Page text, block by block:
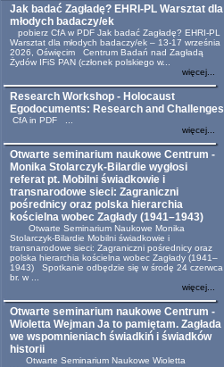
Jak badać Zagładę? EHRI-PL Warsztat dla
młodych badaczy/ek
pobierz CfA w PDF Jak badać Zagładę? EHRI-PL
Warsztat dla młodych badaczy/ek – 13-17 września
2026, Oświęcim Centrum Badań nad Zagładą
Żydów IFiS PAN (członek polskiego w...
więcej...
Research Workshop - Holocaust
Egodocuments: Research and Challenges
CfA in PDF ...
więcej...
Otwarte seminarium naukowe Centrum -
Monika Stolarczyk-Bilardie wygłosi
referat pt. Mobilni świadkowie i
transnarodowe sieci: Zagraniczni
pośrednicy oraz polska hierarchia
kościelna wobec Zagłady (1941–1943)
Otwarte Seminarium Naukowe Monika
Stolarczyk-Bilardie Mobilni świadkowie i
transnarodowe sieci: Zagraniczni pośrednicy oraz
polska hierarchia kościelna wobec Zagłady (1941–
1943) Spotkanie odbędzie się w środę 24 czerwca
br. w ...
więcej...
Otwarte seminarium naukowe Centrum -
Wioletta Wejman Ja to pamiętam. Zagłada
we wspomnieniach świadkiń i świadków
historii
Otwarte Seminarium Naukowe Wioletta